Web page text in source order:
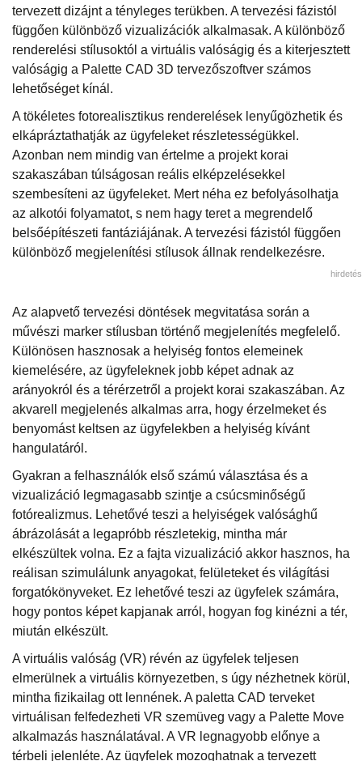
tervezett dizájnt a tényleges terükben. A tervezési fázistól
függően különböző vizualizációk alkalmasak. A különböző
renderelési stílusoktól a virtuális valóságig és a kiterjesztett
valóságig a Palette CAD 3D tervezőszoftver számos
lehetőséget kínál.
A tökéletes fotorealisztikus renderelések lenyűgözhetik és
elkápráztathatják az ügyfeleket részletességükkel.
Azonban nem mindig van értelme a projekt korai
szakaszában túlságosan reális elképzelésekkel
szembesíteni az ügyfeleket. Mert néha ez befolyásolhatja
az alkotói folyamatot, s nem hagy teret a megrendelő
belsőépítészeti fantáziájának. A tervezési fázistól függően
különböző megjelenítési stílusok állnak rendelkezésre.
hirdetés
Az alapvető tervezési döntések megvitatása során a
művészi marker stílusban történő megjelenítés megfelelő.
Különösen hasznosak a helyiség fontos elemeinek
kiemelésére, az ügyfeleknek jobb képet adnak az
arányokról és a térérzetről a projekt korai szakaszában. Az
akvarell megjelenés alkalmas arra, hogy érzelmeket és
benyomást keltsen az ügyfelekben a helyiség kívánt
hangulatáról.
Gyakran a felhasználók első számú választása és a
vizualizáció legmagasabb szintje a csúcsminőségű
fotórealizmus. Lehetővé teszi a helyiségek valósághű
ábrázolását a legapróbb részletekig, mintha már
elkészültek volna. Ez a fajta vizualizáció akkor hasznos, ha
reálisan szimulálunk anyagokat, felületeket és világítási
forgatókönyveket. Ez lehetővé teszi az ügyfelek számára,
hogy pontos képet kapjanak arról, hogyan fog kinézni a tér,
miután elkészült.
A virtuális valóság (VR) révén az ügyfelek teljesen
elmerülnek a virtuális környezetben, s úgy nézhetnek körül,
mintha fizikailag ott lennének. A paletta CAD terveket
virtuálisan felfedezheti VR szemüveg vagy a Palette Move
alkalmazás használatával. A VR legnagyobb előnye a
térbeli jelenléte. Az ügyfelek mozoghatnak a tervezett